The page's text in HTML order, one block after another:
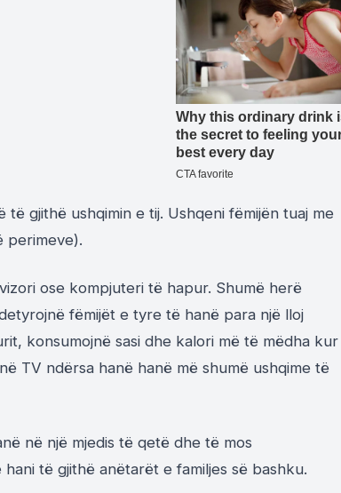
gjithë ushqimin e tij. Ushqeni fëmijën tuaj me
perimeve).
ose kompjuteri të hapur. Shumë herë
fëmijët e tyre të hanë para një lloj
konsumojnë sasi dhe kalori më të mëdha kur
TV ndërsa hanë hanë më shumë ushqime të
në një mjedis të qetë dhe të mos
të gjithë anëtarët e familjes së bashku.